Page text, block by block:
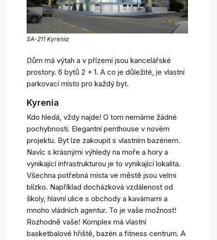
SA-211 Kyrenia
Dům má výtah a v přízemí jsou kancelářské
prostory. 6 bytů 2 + 1. A co je důležité, je vlastní
parkovací místo pro každý byt.
Kyrenia
Kdo hledá, vždy najde! O tom nemáme žádné
pochybnosti. Elegantní penthouse v novém
projektu. Byt lze zakoupit s vlastním bazénem.
Navíc s krásnými výhledy na moře a hory a
vynikající infrastrukturou je to vynikající lokalita.
Všechna potřebná místa ve městě jsou velmi
blízko. Například docházková vzdálenost od
školy, hlavní ulice s obchody a kavárnami a
mnoho vládních agentur. To je vaše možnost!
Rozhodně vaše! Komplex má vlastní
basketbalové hřiště, bazén a fitness centrum. A